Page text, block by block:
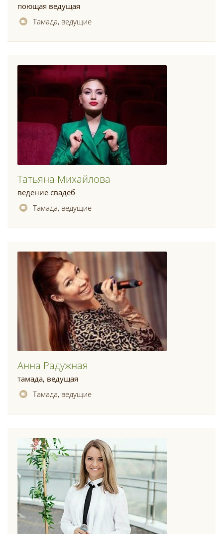
поющая ведущая
Тамада, ведущие
Татьяна Михайлова
ведение свадеб
Тамада, ведущие
Анна Радужная
тамада, ведущая
Тамада, ведущие